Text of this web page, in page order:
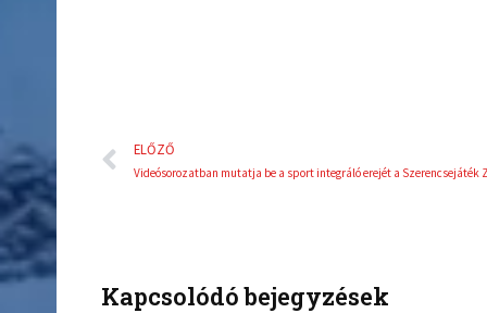
Előző
ELŐZŐ
Kapcsolódó bejegyzések